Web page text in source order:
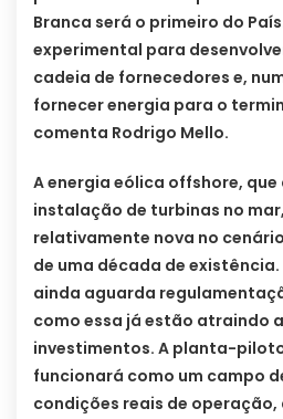
Branca será o primeiro do
experimental para
cadeia de fornecedores e,
fornecer energia para o
comenta Rodrigo Mello.
A energia eólica offshore, que
instalação de turbinas no
relativamente nova no
de uma década de existência.
ainda aguarda
como essa já estão atraindo
investimentos. A planta-
funcionará como um campo
condições reais de